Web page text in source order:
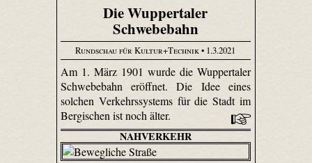
Die Wuppertaler
Schwebebahn
Rundschau für Kultur+Technik• 1.3.2021
Am 1. März 1901 wurde die Wuppertaler
Schwebebahn eröffnet. Die Idee eines
solchen Verkehrssystems für die Stadt im
Bergischen ist noch älter.
NAHVERKEHR